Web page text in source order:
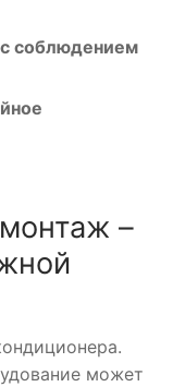
соблюдением
–
может